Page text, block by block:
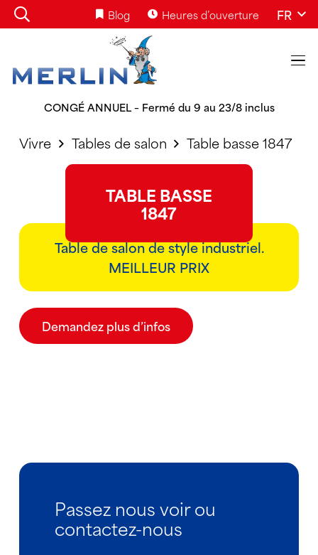
Blog Heures d’ouverture FR
CONGÉ ANNUEL – Fermé du 9 au 23/8 inclus
Vivre Tables de salon Table basse 1847
TABLE BASSE
1847
Table de salon de style industriel.
MEILLEUR PRIX
Demandez plus d’infos
Passez nous voir ou
contactez-nous